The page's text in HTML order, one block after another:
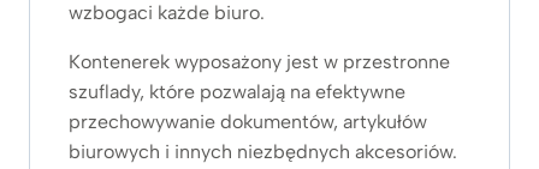
wzbogaci każde biuro.
Kontenerek wyposażony jest w przestronne
szuflady, które pozwalają na efektywne
przechowywanie dokumentów, artykułów
biurowych i innych niezbędnych akcesoriów.